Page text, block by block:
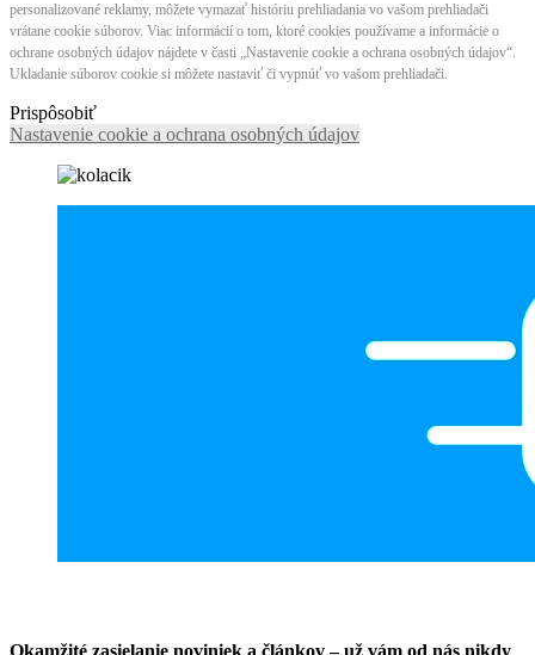
personalizované reklamy, môžete vymazať históriu prehliadania vo vašom prehliadači
vrátane cookie súborov. Viac informácií o tom, ktoré cookies používame a informácie o
ochrane osobných údajov nájdete v časti „Nastavenie cookie a ochrana osobných údajov“.
Ukladanie súborov cookie si môžete nastaviť či vypnúť vo vašom prehliadači.
Prispôsobiť
Nastavenie cookie a ochrana osobných údajov
Okamžité zasielanie noviniek a článkov – už vám od nás nikdy